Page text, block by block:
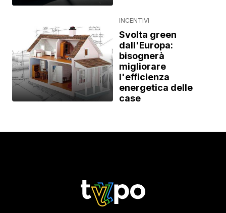
INCENTIVI
Svolta green
dall'Europa:
bisognerà
migliorare
l'efficienza
energetica delle
case